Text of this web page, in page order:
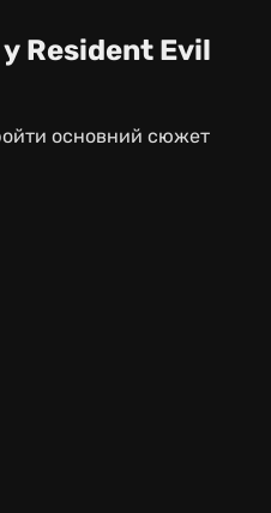
Resident Evil
основний сюжет